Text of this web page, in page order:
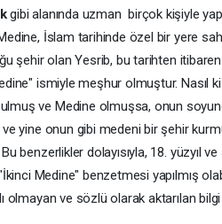
gibi alanında uzman birçok kişiyle
İslam tarihinde özel bir yere
şehir olan Yesrib, bu tarihten
ismiyle meşhur olmuştur.
ve Medine olmuşsa, onun
yine onun gibi medeni bir şehir
benzerlikler dolayısıyla, 18. yüzyıl
Medine" benzetmesi yapılmış
olmayan ve sözlü olarak aktarılan